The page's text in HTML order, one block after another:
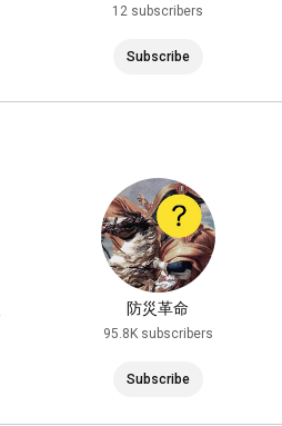
12 subscribers
Subscribe
防災革命
95.8K subscribers
Subscribe